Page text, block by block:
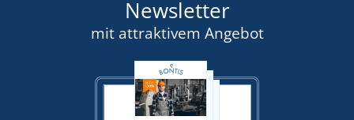
Newsletter
mit attraktivem Angebot